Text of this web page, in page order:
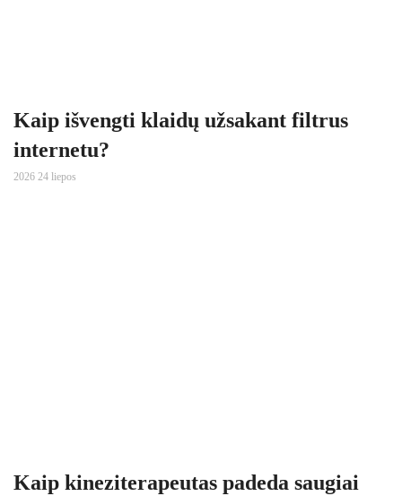
Kaip išvengti klaidų užsakant filtrus
internetu?
2026 24 liepos
Kaip kineziterapeutas padeda saugiai